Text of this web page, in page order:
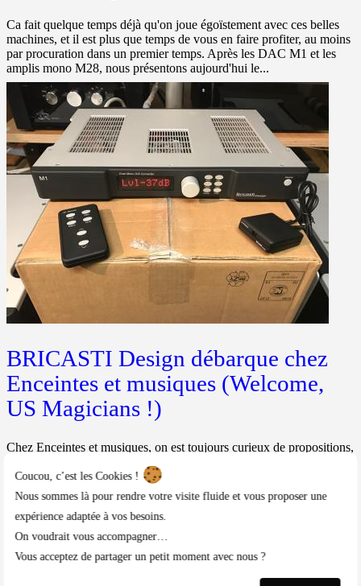
Ca fait quelque temps déjà qu'on joue égoïstement avec ces belles
machines, et il est plus que temps de vous en faire profiter, au moins
par procuration dans un premier temps. Après les DAC M1 et les
amplis mono M28, nous présentons aujourd'hui le...
BRICASTI Design débarque chez
Enceintes et musiques (Welcome,
US Magicians !)
Chez Enceintes et musiques, on est toujours curieux de propositions,
gain substantiel de rendu, de rapport prix-qualité, ou toute chose
bonne à prendre. Nos "antennes" et "nos...
Afficher
Contact ou demandes diverses
Politique de
Coucou, c’est les Cookies !
Nous sommes là pour rendre votre visite fluide et vous proposer une
expérience adaptée à vos besoins.
On voudrait vous accompagner…
Vous acceptez de partager un petit moment avec nous ?